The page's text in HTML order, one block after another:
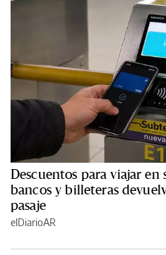
Descuentos para viajar
bancos y billeteras
pasaje
elDiarioAR